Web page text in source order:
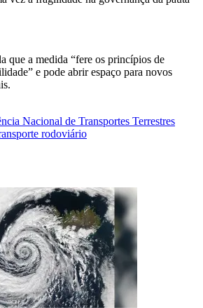
que a medida “fere os princípios de
e pode abrir espaço para novos
Nacional de Transportes Terrestres
rodoviário